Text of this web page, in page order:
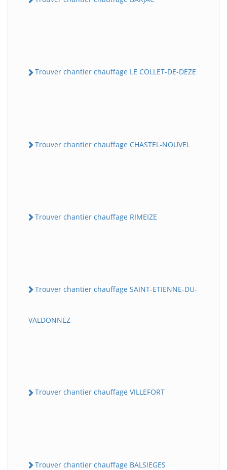
Trouver chantier chauffage LE COLLET-DE-DEZE
Trouver chantier chauffage CHASTEL-NOUVEL
Trouver chantier chauffage RIMEIZE
Trouver chantier chauffage SAINT-ETIENNE-DU-
VALDONNEZ
Trouver chantier chauffage VILLEFORT
Trouver chantier chauffage BALSIEGES